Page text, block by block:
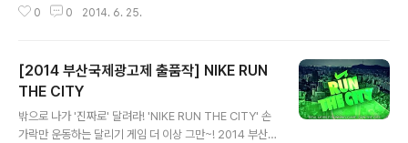
g 이나 된다고 합니다. 성인 1명이 1년에 338잔의 커피를
Content, Public Service, Place Brand, Entertainm
ampaign Presentation Video 등으로 나뉩니다. 올해
도 각 부문마다 다양한 작품들이 출품되었답니다. 이 중 오
늘은 Print 부문 출품작 몇 개를 소개해 드릴께요~ Braun
Mal..
0 0 2014. 6. 25.
[2014 부산국제광고제 출품작] NIKE RUN
THE CITY
밖으로 나가 '진짜로' 달려라! 'NIKE RUN THE CITY' 손
가락만 운동하는 달리기 게임 더 이상 그만~! 2014 부산